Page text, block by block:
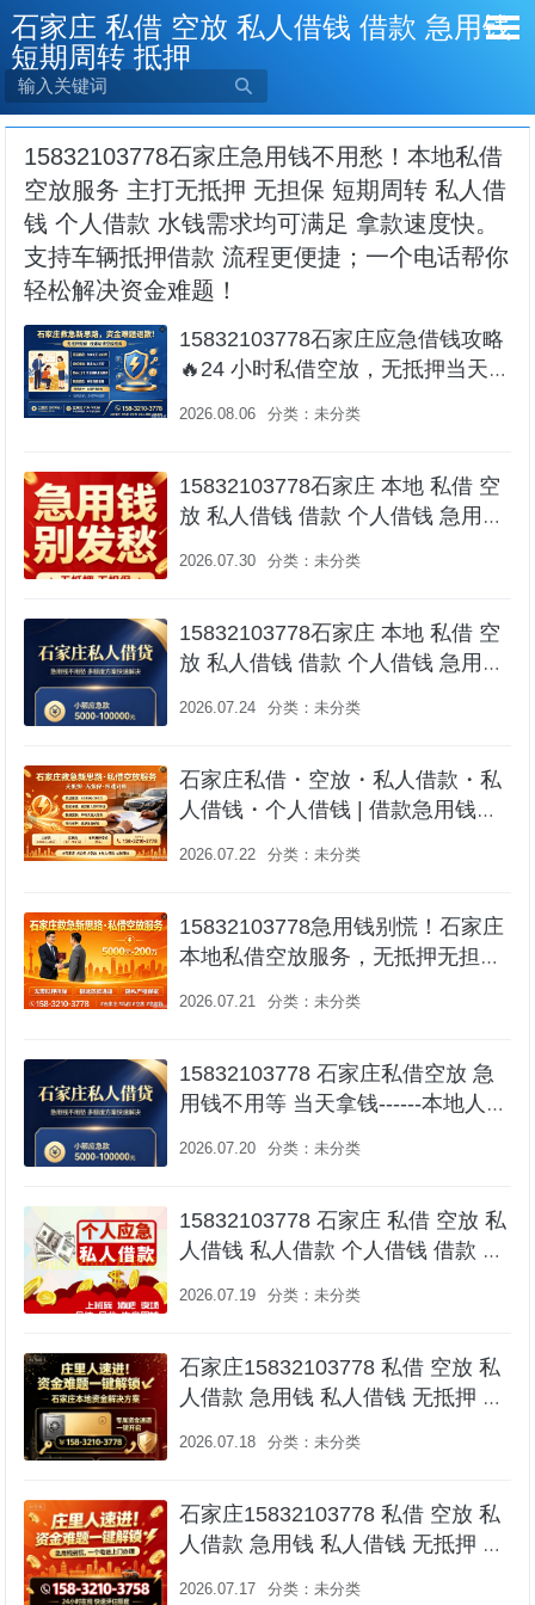
石家庄 私借 空放 私人借钱 借款 急用钱
短期周转 抵押

15832103778石家庄急用钱不用愁！本地私借
空放服务 主打无抵押 无担保 短期周转 私人借
钱 个人借款 水钱需求均可满足 拿款速度快。
支持车辆抵押借款 流程更便捷；一个电话帮你
轻松解决资金难题！
15832103778石家庄应急借钱攻略
🔥24 小时私借空放，无抵押当天拿
2026.08.06 分类：未分类
15832103778石家庄 本地 私借 空
放 私人借钱 借款 个人借钱 急用钱
方案 就近服务专业贷款咨询服务，
2026.07.30 分类：未分类
15832103778石家庄 本地 私借 空
放 私人借钱 借款 个人借钱 急用钱
2026.07.24 分类：未分类
石家庄私借・空放・私人借款・私
人借钱・个人借钱 | 借款急用钱短
2026.07.22 分类：未分类
15832103778急用钱别慌！石家庄
本地私借空放服务，无抵押无担
2026.07.21 分类：未分类
15832103778 石家庄私借空放 急
用钱不用等 当天拿钱------本地人的
2026.07.20 分类：未分类
15832103778 石家庄 私借 空放 私
人借钱 私人借款 个人借钱 借款 急
拿款快 一个电话上门办理 车辆抵
2026.07.19 分类：未分类
石家庄15832103778 私借 空放 私
人借款 急用钱 私人借钱 无抵押 无
辆抵押借款更快捷
2026.07.18 分类：未分类
石家庄15832103778 私借 空放 私
人借款 急用钱 私人借钱 无抵押 无
2026.07.17 分类：未分类